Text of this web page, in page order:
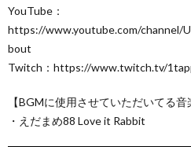
YouTube：
https://www.youtube.com/channel/
bout
Twitch：https://www.twitch.tv/
【BGMに使用させていただいてる音
・えだまめ88 Love it Rabbit